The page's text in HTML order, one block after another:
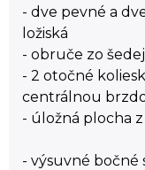
- dve pevné a
ložiská
- obruče zo
- 2 otočné
centrálnou
- úložná plocha
- výsuvné bočné